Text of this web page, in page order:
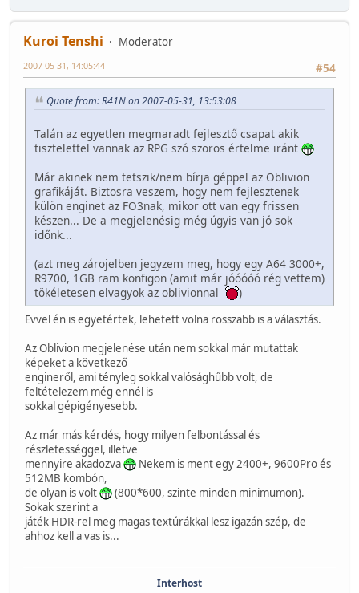
Kuroi Tenshi
Moderator
#54
2007-05-31, 14:05:44
Quote from: R41N on 2007-05-31, 13:53:08
Talán az egyetlen megmaradt fejlesztő csapat akik
tisztelettel vannak az RPG szó szoros értelme iránt
Már akinek nem tetszik/nem bírja géppel az Oblivion
grafikáját. Biztosra veszem, hogy nem fejlesztenek
külön enginet az FO3nak, mikor ott van egy frissen
készen... De a megjelenésig még úgyis van jó sok
időnk...
(azt meg zárojelben jegyzem meg, hogy egy A64 3000+,
R9700, 1GB ram konfigon (amit már jóóóóó rég vettem)
tökéletesen elvagyok az oblivionnal
)
Evvel én is egyetértek, lehetett volna rosszabb is a választás.
Az Oblivion megjelenése után nem sokkal már mutattak
képeket a következő
engineről, ami tényleg sokkal valósághűbb volt, de
feltételezem még ennél is
sokkal gépigényesebb.
Az már más kérdés, hogy milyen felbontással és
részletességgel, illetve
mennyire akadozva
Nekem is ment egy 2400+, 9600Pro és
512MB kombón,
de olyan is volt
(800*600, szinte minden minimumon).
Sokak szerint a
játék HDR-rel meg magas textúrákkal lesz igazán szép, de
ahhoz kell a vas is...
Interhost